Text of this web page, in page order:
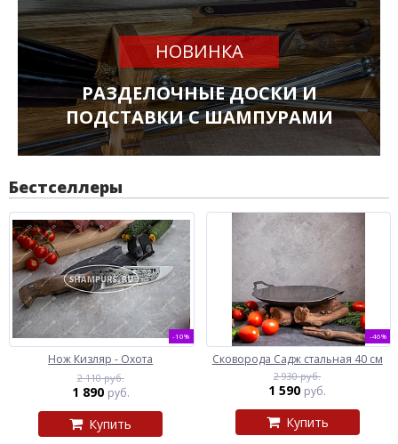
НОВИНКА
РАЗДЕЛОЧНЫЕ ДОСКИ И
ПОДСТАВКИ С ШАМПУРАМИ
Бестселлеры
-10%
Нож Кизляр - Охота
2 110 руб.
1 890 руб.
Купить
-46%
Сковорода Садж стальная 40 см
2 930 руб.
1 590 руб.
Купить